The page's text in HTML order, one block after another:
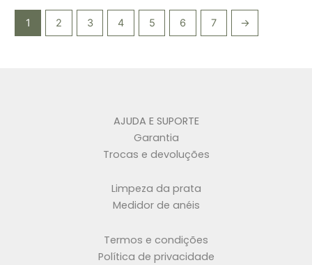
1 2 3 4 5 6 7 →
AJUDA E SUPORTE
Garantia
Trocas e devoluções
Limpeza da prata
Medidor de anéis
Termos e condições
Política de privacidade